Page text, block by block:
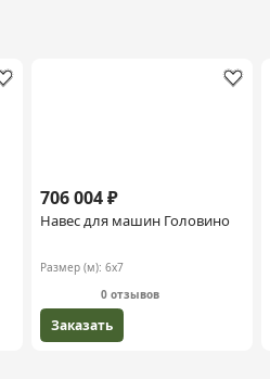
706 004 ₽
Навес для машин Головино
Размер (м): 6х7
0 отзывов
Заказать